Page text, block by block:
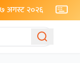
अगस्ट २०२६